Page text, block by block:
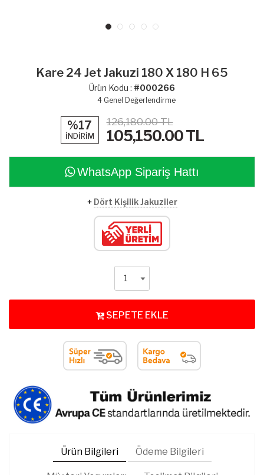
Kare 24 Jet Jakuzi 180 X 180 H 65
Ürün Kodu : #000266
4 Genel Değerlendirme
%17
İNDİRİM
126,180.00 TL
105,150.00TL
WhatsApp Sipariş Hattı
+ Dört Kişilik Jakuziler
SEPETE EKLE
Ürün Bilgileri Ödeme Bilgileri